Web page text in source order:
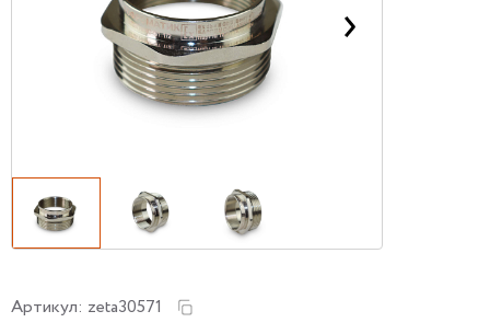
Артикул: zeta30571